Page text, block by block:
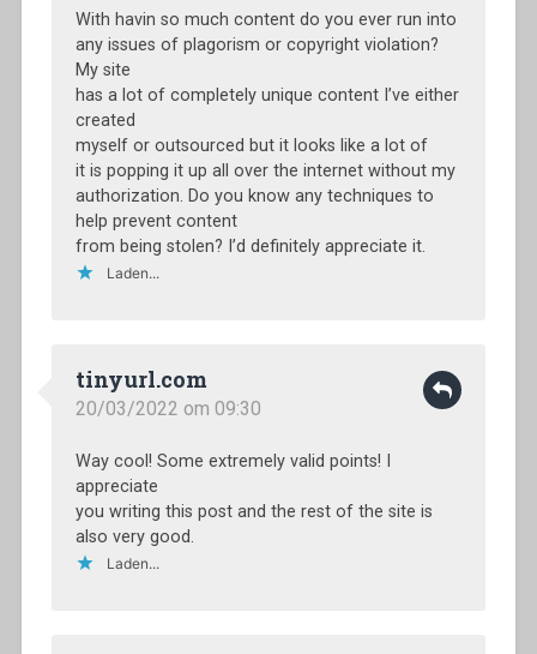
With havin so much content do you ever run into
any issues of plagorism or copyright violation?
My site
has a lot of completely unique content I’ve either
created
myself or outsourced but it looks like a lot of
it is popping it up all over the internet without my
authorization. Do you know any techniques to
help prevent content
from being stolen? I’d definitely appreciate it.
Laden...
tinyurl.com
20/03/2022 om 09:30
Way cool! Some extremely valid points! I
appreciate
you writing this post and the rest of the site is
also very good.
Laden...